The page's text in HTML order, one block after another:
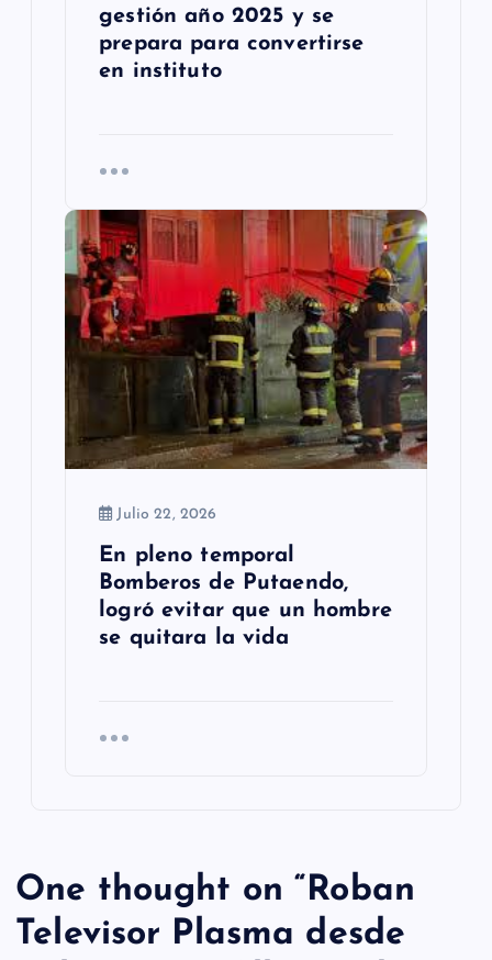
gestión año 2025 y se
prepara para convertirse
en instituto
Julio 22, 2026
En pleno temporal
Bomberos de Putaendo,
logró evitar que un hombre
se quitara la vida
One thought on “Roban
Televisor Plasma desde